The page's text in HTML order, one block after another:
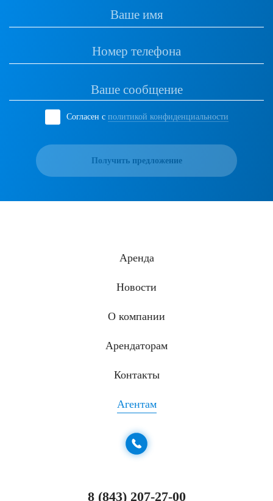
Согласен с политикой конфиденциальности
Получить предложение
Аренда
Новости
О компании
Арендаторам
Контакты
Агентам
8 (843) 207-27-00